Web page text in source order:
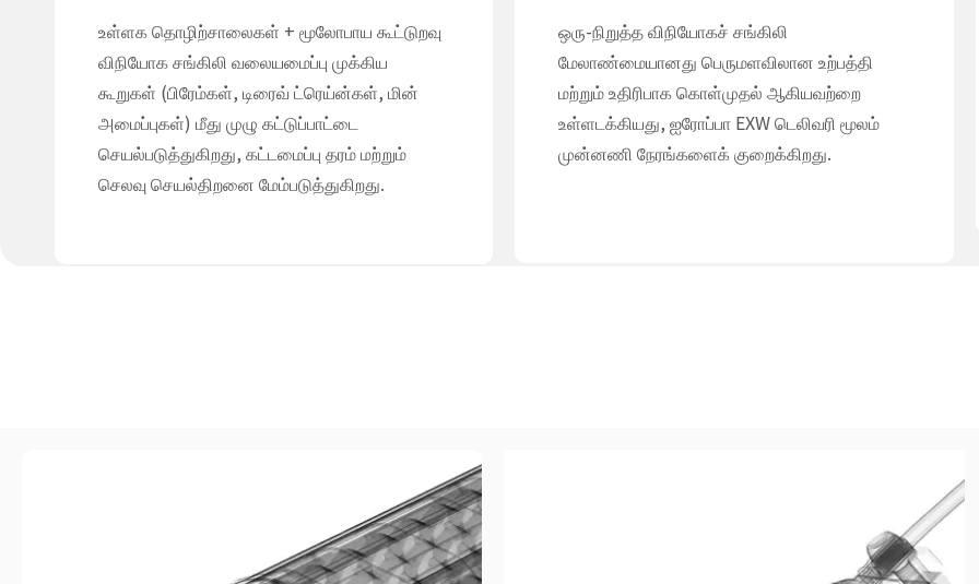
உள்ளக தொழிற்சாலைகள் + மூலோபாய கூட்டுறவு
விநியோக சங்கிலி வலையமைப்பு முக்கிய
கூறுகள் (பிரேம்கள், டிரைவ் ட்ரெய்ன்கள், மின்
அமைப்புகள்) மீது முழு கட்டுப்பாட்டை
செயல்படுத்துகிறது, கட்டமைப்பு தரம் மற்றும்
செலவு செயல்திறனை மேம்படுத்துகிறது.
ஒரு-நிறுத்த விநியோகச் சங்கிலி
மேலாண்மையானது பெருமளவிலான உற்பத்தி
மற்றும் உதிரிபாக கொள்முதல் ஆகியவற்றை
உள்ளடக்கியது, ஐரோப்பா EXW டெலிவரி மூலம்
முன்னணி நேரங்களைக் குறைக்கிறது.